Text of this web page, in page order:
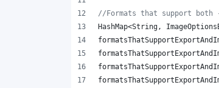
//Formats that support both
HashMap<String,